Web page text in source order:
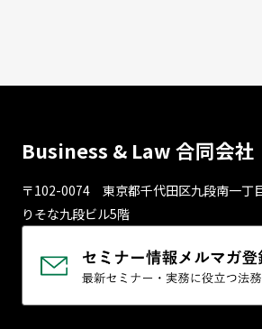
Business & Law 合同会社
〒102-0074 東京都千代⽥区九段南⼀丁
りそな九段ビル5階